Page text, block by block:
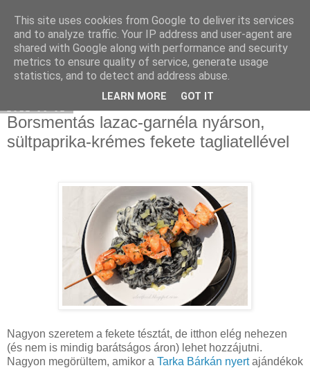
Select food
Borsmentás lazac-garnéla nyárson,
sültpaprika-krémes fekete tagliatellével
Nagyon szeretem a fekete tésztát, de itthon elég nehezen
(és nem is mindig barátságos áron) lehet hozzájutni.
Nagyon megörültem, amikor a Tarka Bárkán nyertajándékok
This site uses cookies from Google to deliver its services
and to analyze traffic. Your IP address and user-agent are
shared with Google along with performance and security
metrics to ensure quality of service, generate usage
statistics, and to detect and address abuse.
LEARN MORE GOT IT